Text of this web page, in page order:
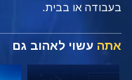
בעבודה או בבית.
אתה עשוי לאהוב גם